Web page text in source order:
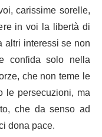
carissime sorelle,
in voi la libertà di
interessi se non
confida solo nella
che non teme le
le persecuzioni, ma
che da senso ad
dona pace.